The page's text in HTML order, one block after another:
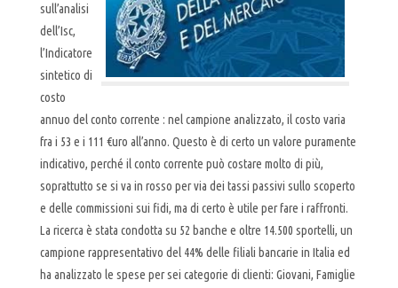
sull’analisi
dell’Isc,
l’Indicatore
sintetico di
costo
annuo del conto corrente : nel campione analizzato, il costo varia
fra i 53 e i 111 €uro all’anno. Questo è di certo un valore puramente
indicativo, perché il conto corrente può costare molto di più,
soprattutto se si va in rosso per via dei tassi passivi sullo scoperto
e delle commissioni sui fidi, ma di certo è utile per fare i raffronti.
La ricerca è stata condotta su 52 banche e oltre 14.500 sportelli, un
campione rappresentativo del 44% delle filiali bancarie in Italia ed
ha analizzato le spese per sei categorie di clienti: Giovani, Famiglie